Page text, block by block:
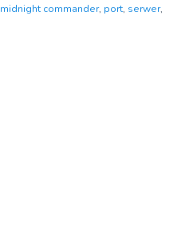
midnight commander, port, serwer,